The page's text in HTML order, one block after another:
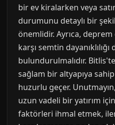
bir ev kiralarken veya
durumunu detaylı bir
önemlidir. Ayrıca,
karşı semtin
bulundurulmalıdır.
sağlam bir altyapıya
huzurlu geçer.
uzun vadeli bir yatırım
faktörleri ihmal etmek,